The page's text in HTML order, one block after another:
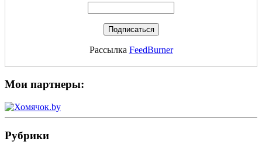
Рассылка FeedBurner
Мои партнеры:
Рубрики